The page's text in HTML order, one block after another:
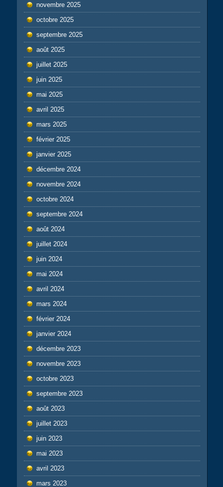
novembre 2025
octobre 2025
septembre 2025
août 2025
juillet 2025
juin 2025
mai 2025
avril 2025
mars 2025
février 2025
janvier 2025
décembre 2024
novembre 2024
octobre 2024
septembre 2024
août 2024
juillet 2024
juin 2024
mai 2024
avril 2024
mars 2024
février 2024
janvier 2024
décembre 2023
novembre 2023
octobre 2023
septembre 2023
août 2023
juillet 2023
juin 2023
mai 2023
avril 2023
mars 2023